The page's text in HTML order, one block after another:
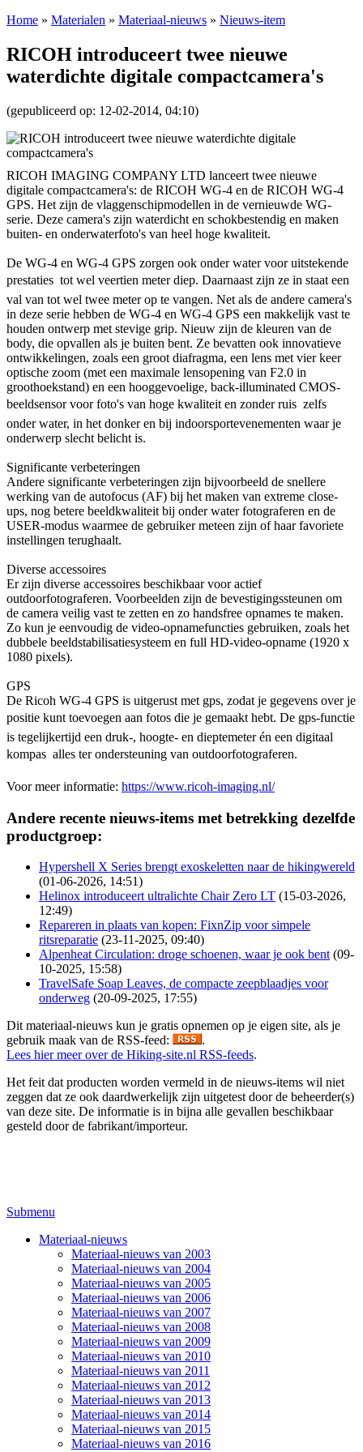
Home » Materialen » Materiaal-nieuws » Nieuws-item
RICOH introduceert twee nieuwe
waterdichte digitale compactcamera's
(gepubliceerd op: 12-02-2014, 04:10)
RICOH IMAGING COMPANY LTD lanceert twee nieuwe
digitale compactcamera's: de RICOH WG-4 en de RICOH WG-4
GPS. Het zijn de vlaggenschipmodellen in de vernieuwde WG-
serie. Deze camera's zijn waterdicht en schokbestendig en maken
buiten- en onderwaterfoto's van heel hoge kwaliteit.
De WG-4 en WG-4 GPS zorgen ook onder water voor uitstekende
prestaties  tot wel veertien meter diep. Daarnaast zijn ze in staat een
val van tot wel twee meter op te vangen. Net als de andere camera's
in deze serie hebben de WG-4 en WG-4 GPS een makkelijk vast te
houden ontwerp met stevige grip. Nieuw zijn de kleuren van de
body, die opvallen als je buiten bent. Ze bevatten ook innovatieve
ontwikkelingen, zoals een groot diafragma, een lens met vier keer
optische zoom (met een maximale lensopening van F2.0 in
groothoekstand) en een hooggevoelige, back-illuminated CMOS-
beeldsensor voor foto's van hoge kwaliteit en zonder ruis  zelfs
onder water, in het donker en bij indoorsportevenementen waar je
onderwerp slecht belicht is.
Significante verbeteringen
Andere significante verbeteringen zijn bijvoorbeeld de snellere
werking van de autofocus (AF) bij het maken van extreme close-
ups, nog betere beeldkwaliteit bij onder water fotograferen en de
USER-modus waarmee de gebruiker meteen zijn of haar favoriete
instellingen terughaalt.
Diverse accessoires
Er zijn diverse accessoires beschikbaar voor actief
outdoorfotograferen. Voorbeelden zijn de bevestigingssteunen om
de camera veilig vast te zetten en zo handsfree opnames te maken.
Zo kun je eenvoudig de video-opnamefuncties gebruiken, zoals het
dubbele beeldstabilisatiesysteem en full HD-video-opname (1920 x
1080 pixels).
GPS
De Ricoh WG-4 GPS is uitgerust met gps, zodat je gegevens over je
positie kunt toevoegen aan fotos die je gemaakt hebt. De gps-functie
is tegelijkertijd een druk-, hoogte- en dieptemeter én een digitaal
kompas  alles ter ondersteuning van outdoorfotograferen.
Voor meer informatie: https://www.ricoh-imaging.nl/
Andere recente nieuws-items met betrekking dezelfde
productgroep:
Hypershell X Series brengt exoskeletten naar de hikingwereld
(01-06-2026, 14:51)
Helinox introduceert ultralichte Chair Zero LT (15-03-2026,
12:49)
Repareren in plaats van kopen: FixnZip voor simpele
ritsreparatie (23-11-2025, 09:40)
Alpenheat Circulation: droge schoenen, waar je ook bent (09-
10-2025, 15:58)
TravelSafe Soap Leaves, de compacte zeepblaadjes voor
onderweg (20-09-2025, 17:55)
Dit materiaal-nieuws kun je gratis opnemen op je eigen site, als je
gebruik maak van de RSS-feed:
.
Lees hier meer over de Hiking-site.nl RSS-feeds.
Het feit dat producten worden vermeld in de nieuws-items wil niet
zeggen dat ze ook daardwerkelijk zijn uitgetest door de beheerder(s)
van deze site. De informatie is in bijna alle gevallen beschikbaar
gesteld door de fabrikant/importeur.
Submenu
Materiaal-nieuws
Materiaal-nieuws van 2003
Materiaal-nieuws van 2004
Materiaal-nieuws van 2005
Materiaal-nieuws van 2006
Materiaal-nieuws van 2007
Materiaal-nieuws van 2008
Materiaal-nieuws van 2009
Materiaal-nieuws van 2010
Materiaal-nieuws van 2011
Materiaal-nieuws van 2012
Materiaal-nieuws van 2013
Materiaal-nieuws van 2014
Materiaal-nieuws van 2015
Materiaal-nieuws van 2016